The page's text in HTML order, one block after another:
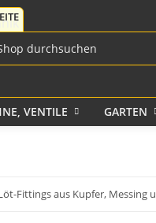
VENTILE GARTEN
Fittings aus Kupfer, Messing